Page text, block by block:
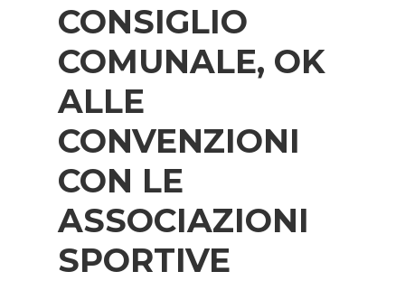
CONSIGLIO
COMUNALE, OK
ALLE
CONVENZIONI
CON LE
ASSOCIAZIONI
SPORTIVE